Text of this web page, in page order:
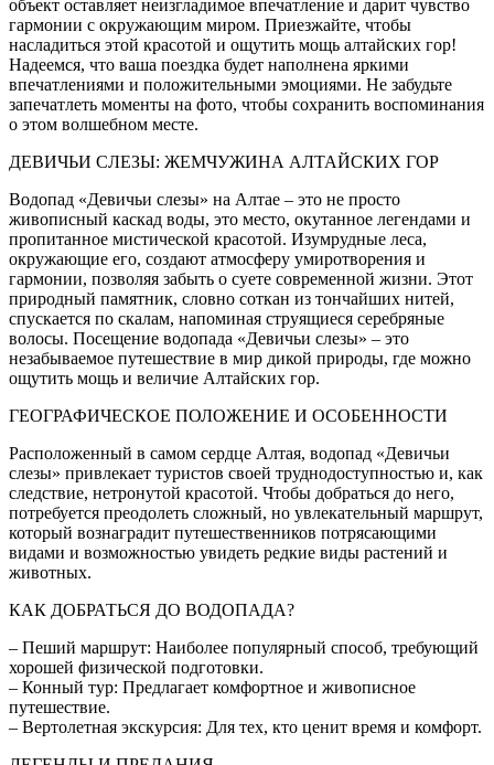
объект оставляет неизгладимое впечатление и дарит чувство
гармонии с окружающим миром. Приезжайте, чтобы
насладиться этой красотой и ощутить мощь алтайских гор!
Надеемся, что ваша поездка будет наполнена яркими
впечатлениями и положительными эмоциями. Не забудьте
запечатлеть моменты на фото, чтобы сохранить воспоминания
о этом волшебном месте.
ДЕВИЧЬИ СЛЕЗЫ: ЖЕМЧУЖИНА АЛТАЙСКИХ ГОР
Водопад «Девичьи слезы» на Алтае – это не просто
живописный каскад воды, это место, окутанное легендами и
пропитанное мистической красотой. Изумрудные леса,
окружающие его, создают атмосферу умиротворения и
гармонии, позволяя забыть о суете современной жизни. Этот
природный памятник, словно соткан из тончайших нитей,
спускается по скалам, напоминая струящиеся серебряные
волосы. Посещение водопада «Девичьи слезы» – это
незабываемое путешествие в мир дикой природы, где можно
ощутить мощь и величие Алтайских гор.
ГЕОГРАФИЧЕСКОЕ ПОЛОЖЕНИЕ И ОСОБЕННОСТИ
Расположенный в самом сердце Алтая, водопад «Девичьи
слезы» привлекает туристов своей труднодоступностью и, как
следствие, нетронутой красотой. Чтобы добраться до него,
потребуется преодолеть сложный, но увлекательный маршрут,
который вознаградит путешественников потрясающими
видами и возможностью увидеть редкие виды растений и
животных.
КАК ДОБРАТЬСЯ ДО ВОДОПАДА?
– Пеший маршрут: Наиболее популярный способ, требующий
хорошей физической подготовки.
– Конный тур: Предлагает комфортное и живописное
путешествие.
– Вертолетная экскурсия: Для тех, кто ценит время и комфорт.